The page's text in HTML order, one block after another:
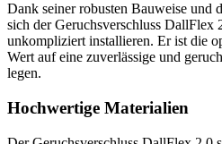
Dank seiner robusten Bauweise und
sich der Geruchsverschluss DallFlex
unkompliziert installieren. Er ist die
Wert auf eine zuverlässige und
legen.
Hochwertige Materialien